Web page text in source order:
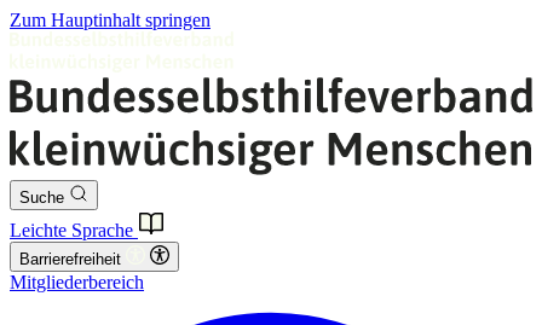
Zum Hauptinhalt springen
Suche
Leichte Sprache
Barrierefreiheit
Mitgliederbereich